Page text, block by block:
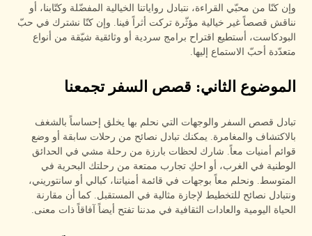
وإن كنّا من محبّي القراءة، نتبادل رواياتنا الخيالية المفضّلة وكتّابنا، أو
نناقش قصصاً غير خيالية مؤثّرة تركت أثراً فينا. وإن كنّا نشترك في حبّ
البودكاست، أستطيع اقتراح برامج سردية أو وثائقية شيّقة من أنواع
متعدّدة أحبّ الاستماع إليها.
الموضوع الثاني: قصص السفر تجمعنا
تبادل قصص السفر والوجهات التي نحلم بها يخلق إحساساً بالشغف
بالاكتشاف والمغامرة. يمكنك تبادل نصائح من رحلات سابقة أو وضع
قوائم أمنيات معاً. شارك لحظات بارزة من رحلة مشي في الحدائق
الوطنية في الغرب، أو احكِ تجارب ممتعة من رحلتك البحرية في
المتوسط. ونحلم معاً بوجهات في قائمة أمنياتنا، كبالي أو سانتوريني،
ونتبادل نصائح للتخطيط لإجازة مثالية في المستقبل. كما أن مقارنة
الحياة اليومية والعادات الثقافية في مدننا تفتح أيضاً آفاقاً ذات معنى.